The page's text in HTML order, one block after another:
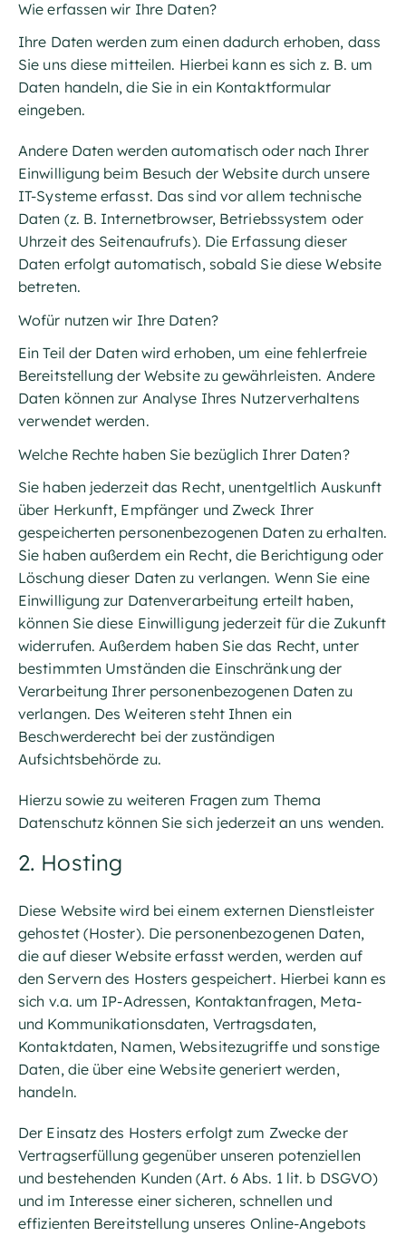
Wie erfassen wir Ihre Daten?
Ihre Daten werden zum einen dadurch erhoben, dass
Sie uns diese mitteilen. Hierbei kann es sich z. B. um
Daten handeln, die Sie in ein Kontaktformular
eingeben.
Andere Daten werden automatisch oder nach Ihrer
Einwilligung beim Besuch der Website durch unsere
IT-Systeme erfasst. Das sind vor allem technische
Daten (z. B. Internetbrowser, Betriebssystem oder
Uhrzeit des Seitenaufrufs). Die Erfassung dieser
Daten erfolgt automatisch, sobald Sie diese Website
betreten.
Wofür nutzen wir Ihre Daten?
Ein Teil der Daten wird erhoben, um eine fehlerfreie
Bereitstellung der Website zu gewährleisten. Andere
Daten können zur Analyse Ihres Nutzerverhaltens
verwendet werden.
Welche Rechte haben Sie bezüglich Ihrer Daten?
Sie haben jederzeit das Recht, unentgeltlich Auskunft
über Herkunft, Empfänger und Zweck Ihrer
gespeicherten personenbezogenen Daten zu erhalten.
Sie haben außerdem ein Recht, die Berichtigung oder
Löschung dieser Daten zu verlangen. Wenn Sie eine
Einwilligung zur Datenverarbeitung erteilt haben,
können Sie diese Einwilligung jederzeit für die Zukunft
widerrufen. Außerdem haben Sie das Recht, unter
bestimmten Umständen die Einschränkung der
Verarbeitung Ihrer personenbezogenen Daten zu
verlangen. Des Weiteren steht Ihnen ein
Beschwerderecht bei der zuständigen
Aufsichtsbehörde zu.
Hierzu sowie zu weiteren Fragen zum Thema
Datenschutz können Sie sich jederzeit an uns wenden.
2. Hosting
Diese Website wird bei einem externen Dienstleister
gehostet (Hoster). Die personenbezogenen Daten,
die auf dieser Website erfasst werden, werden auf
den Servern des Hosters gespeichert. Hierbei kann es
sich v.a. um IP-Adressen, Kontaktanfragen, Meta-
und Kommunikationsdaten, Vertragsdaten,
Kontaktdaten, Namen, Websitezugriffe und sonstige
Daten, die über eine Website generiert werden,
handeln.
Der Einsatz des Hosters erfolgt zum Zwecke der
Vertragserfüllung gegenüber unseren potenziellen
und bestehenden Kunden (Art. 6 Abs. 1 lit. b DSGVO)
und im Interesse einer sicheren, schnellen und
effizienten Bereitstellung unseres Online-Angebots